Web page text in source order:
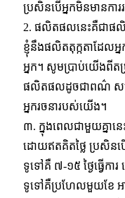
ប្រសិនបើអ្នកមិនមានការ
2. ផលិតផលនេះគឺជាផលិ
ខ្ញុំនឹងផលិតតុក្កតាដែលអ្
អ្នក។ សូមប្រាប់យើងពីត
ផលិតផលដូចជាពណ៌ សម្ភ
អ្នករចនារបស់យើង។
៣. ក្នុងពេលជាមួយគ្នានេ
ដោយឥតគិតថ្លៃ ប្រសិនប
ទូទៅគឺ ៧-១៥ ថ្ងៃធ្វើកា
ទូទៅគឺប្រហែលមួយខែ អា